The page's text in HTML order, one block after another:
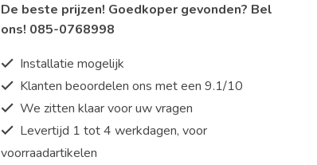
CM1089A
aantal
De beste prijzen! Goedkoper gevonden? Bel
ons! 085-0768998
Installatie mogelijk
Klanten beoordelen ons met een 9.1/10
We zitten klaar voor uw vragen
Levertijd 1 tot 4 werkdagen, voor
voorraadartikelen